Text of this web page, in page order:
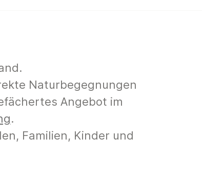
Naturbegegnungen
Angebot im
.
Familien, Kinder und